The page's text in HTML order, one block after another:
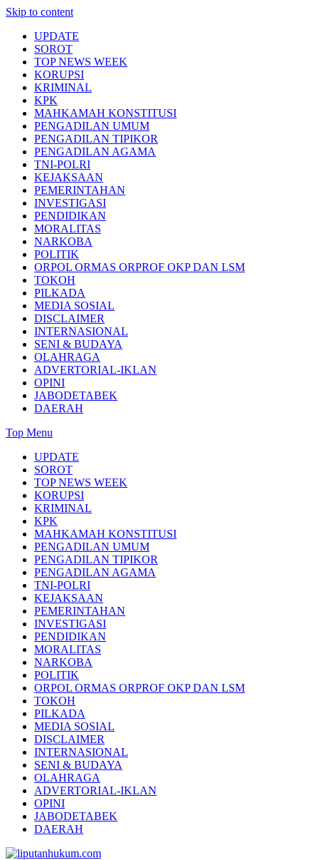
Skip to content
UPDATE
SOROT
TOP NEWS WEEK
KORUPSI
KRIMINAL
KPK
MAHKAMAH KONSTITUSI
PENGADILAN UMUM
PENGADILAN TIPIKOR
PENGADILAN AGAMA
TNI-POLRI
KEJAKSAAN
PEMERINTAHAN
INVESTIGASI
PENDIDIKAN
MORALITAS
NARKOBA
POLITIK
ORPOL ORMAS ORPROF OKP DAN LSM
TOKOH
PILKADA
MEDIA SOSIAL
DISCLAIMER
INTERNASIONAL
SENI & BUDAYA
OLAHRAGA
ADVERTORIAL-IKLAN
OPINI
JABODETABEK
DAERAH
Top Menu
UPDATE
SOROT
TOP NEWS WEEK
KORUPSI
KRIMINAL
KPK
MAHKAMAH KONSTITUSI
PENGADILAN UMUM
PENGADILAN TIPIKOR
PENGADILAN AGAMA
TNI-POLRI
KEJAKSAAN
PEMERINTAHAN
INVESTIGASI
PENDIDIKAN
MORALITAS
NARKOBA
POLITIK
ORPOL ORMAS ORPROF OKP DAN LSM
TOKOH
PILKADA
MEDIA SOSIAL
DISCLAIMER
INTERNASIONAL
SENI & BUDAYA
OLAHRAGA
ADVERTORIAL-IKLAN
OPINI
JABODETABEK
DAERAH